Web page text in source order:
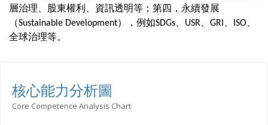
層治理、股東權利、資訊透明等；第四，永續發展
（Sustainable Development），例如SDGs USR GRI ISO
全球治理等。
核心能力分析圖
Core Competence Analysis Chart